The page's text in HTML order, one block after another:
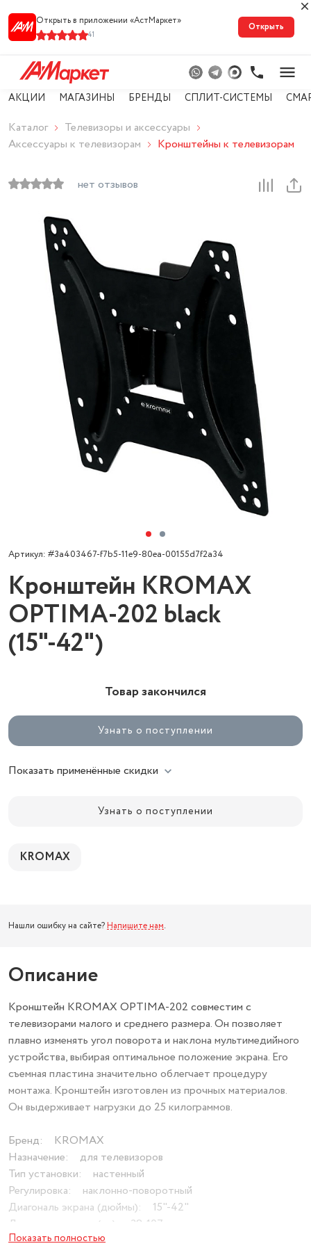
Открыть в приложении «АстМарке‪т‬»
41
Открыть
АКЦИИ МАГАЗИНЫ БРЕНДЫ СПЛИТ-СИСТЕМЫ
Каталог
Телевизоры и аксессуары
Аксессуары к телевизорам
Кронштейны к телевизорам
нет отзывов
Артикул: #3a403467-f7b5-11e9-80ea-00155d7f2a34
Кронштейн KROMAX
OPTIMA-202 black
(15"-42")
Товар закончился
Узнать о поступлении
Показать применённые скидки
Узнать о поступлении
KROMAX
Нашли ошибку на сайте? Напишите нам.
Описание
Кронштейн KROMAX OPTIMA-202 совместим с
телевизорами малого и среднего размера. Он позволяет
плавно изменять угол поворота и наклона мультимедийного
устройства, выбирая оптимальное положение экрана. Его
съемная пластина значительно облегчает процедуру
монтажа. Кронштейн изготовлен из прочных материалов.
Он выдерживает нагрузки до 25 килограммов.
Бренд: KROMAX
Назначение: для телевизоров
Тип установки: настенный
Регулировка: наклонно-поворотный
Диагональ экрана (дюймы): 15"-42"
Диагональ экрана (см): 38-107
Расстояние от стены (мм): 68,5
Показать полностью